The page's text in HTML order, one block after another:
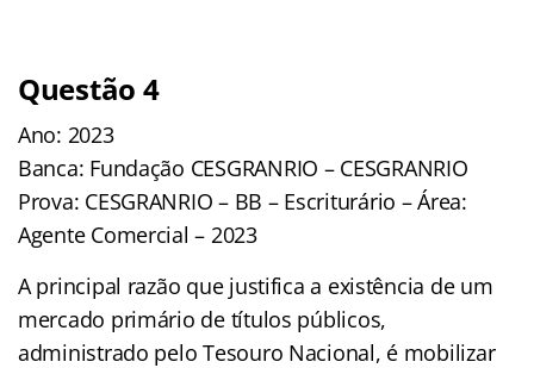
Questão 4
Ano: 2023
Banca: Fundação CESGRANRIO – CESGRANRIO
Prova: CESGRANRIO – BB – Escriturário – Área:
Agente Comercial – 2023
A principal razão que justifica a existência de um
mercado primário de títulos públicos,
administrado pelo Tesouro Nacional, é mobilizar